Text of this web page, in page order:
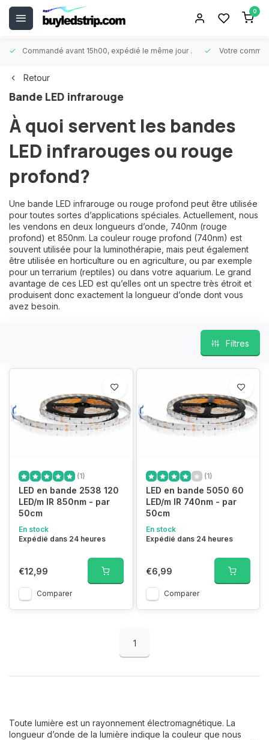
0
Commandé avant 15h00, expédié le même jour . Votre
Retour
Bande LED infrarouge
À quoi servent les bandes
LED infrarouges ou rouge
profond?
Une bande LED infrarouge ou rouge profond peut être utilisée
pour toutes sortes d’applications spéciales. Actuellement, nous
les vendons en deux longueurs d’onde, 740nm (rouge
profond) et 850nm. La couleur rouge profond (740nm) est
souvent utilisée pour la luminothérapie, mais peut également
être utilisée en horticulture ou en agriculture, ou par exemple
pour un terrarium (reptiles) ou dans votre aquarium. Le grand
avantage de ces LED est qu’elles ont un spectre très étroit et
produisent donc exactement la longueur d’onde dont vous
avez besoin.
Filtres
(1)
LED en bande 2538 120
LED/m IR 850nm - par
50cm
En stock
Expédié dans 24 heures
€12,99
Comparer
(1)
LED en bande 5050 60
LED/m IR 740nm - par
50cm
En stock
Expédié dans 24 heures
€6,99
Comparer
1
Toute lumière est un rayonnement électromagnétique. La
longueur d’onde de la lumière indique la couleur que nous